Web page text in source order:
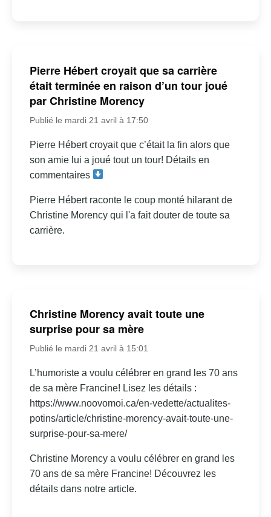
Pierre Hébert croyait que sa carrière
était terminée en raison d’un tour joué
par Christine Morency
Publié le mardi 21 avril à 17:50
Pierre Hébert croyait que c’était la fin alors que
son amie lui a joué tout un tour! Détails en
commentaires
Pierre Hébert raconte le coup monté hilarant de
Christine Morency qui l'a fait douter de toute sa
carrière.
Christine Morency avait toute une
surprise pour sa mère
Publié le mardi 21 avril à 15:01
L’humoriste a voulu célébrer en grand les 70 ans
de sa mère Francine! Lisez les détails :
https://www.noovomoi.ca/en-vedette/actualites-
potins/article/christine-morency-avait-toute-une-
surprise-pour-sa-mere/
Christine Morency a voulu célébrer en grand les
70 ans de sa mère Francine! Découvrez les
détails dans notre article.